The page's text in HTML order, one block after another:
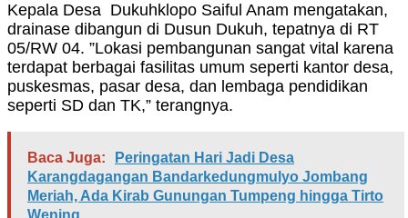
Kepala Desa Dukuhklopo Saiful Anam mengatakan,
drainase dibangun di Dusun Dukuh, tepatnya di RT
05/RW 04. ”Lokasi pembangunan sangat vital karena
terdapat berbagai fasilitas umum seperti kantor desa,
puskesmas, pasar desa, dan lembaga pendidikan
seperti SD dan TK,” terangnya.
Baca Juga:
Peringatan Hari Jadi Desa
Karangdagangan Bandarkedungmulyo Jombang
Meriah, Ada Kirab Gunungan Tumpeng hingga Tirto